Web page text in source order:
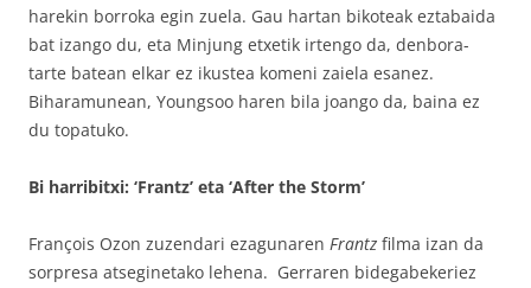
harekin borroka egin zuela. Gau hartan bikoteak eztabaida
bat izango du, eta Minjung etxetik irtengo da, denbora-
tarte batean elkar ez ikustea komeni zaiela esanez.
Biharamunean, Youngsoo haren bila joango da, baina ez
du topatuko.
Bi harribitxi: ‘Frantz’ eta ‘After the Storm’
François Ozon zuzendari ezagunaren Frantz filma izan da
sorpresa atseginetako lehena. Gerraren bidegabekeriez